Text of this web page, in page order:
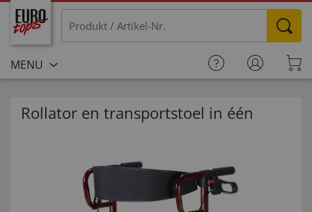
MENU
Rollator en transportstoel in één